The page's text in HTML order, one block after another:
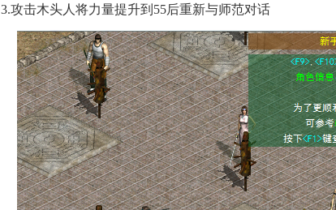
3.攻击木头人将力量提升到55后重新与师范对话